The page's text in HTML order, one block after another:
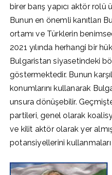
birer barış yapıcı aktör
Bunun en önemli kanıtları
ortamı ve Türklerin
2021 yılında herhangi bir
Bulgaristan siyasetindeki
göstermektedir. Bunun
konumlarını kullanarak
unsura dönüşebilir.
partileri, genel olarak
ve kilit aktör olarak yer
potansiyellerini